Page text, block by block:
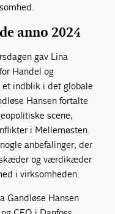
anno 2024
gav Lina
Handel og
indblik i det globale
Hansen fortalte
scene,
i Mellemøsten.
anbefalinger, der
og værdikæder
i virksomheden.
Gandløse Hansen